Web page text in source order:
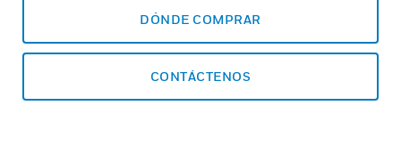
DÓNDE COMPRAR
CONTÁCTENOS